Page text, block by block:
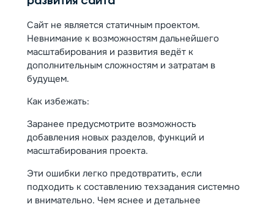
Сайт не является статичным проектом.
Невнимание к возможностям дальнейшего
масштабирования и развития ведёт к
дополнительным сложностям и затратам в
будущем.
Как избежать:
Заранее предусмотрите возможность
добавления новых разделов, функций и
масштабирования проекта.
Эти ошибки легко предотвратить, если
подходить к составлению техзадания системно
и внимательно. Чем яснее и детальнее